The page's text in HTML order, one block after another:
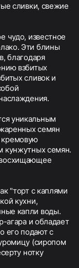
сливки, свежие
чудо, известное
Эти блины
благодаря
взбитых
сливок и
уникальным
семян
кунжутных семян.
"торт с каплями
кухни,
капли воды.
агара и обладает
его подают с
(сиропом
нотку